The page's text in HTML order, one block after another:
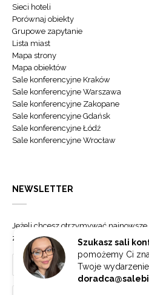
Szukasz sali
pomożemy Ci
Twoje
Sieci hoteli
Porównaj obiekty
Grupowe zapytanie
Lista miast
Mapa strony
Mapa obiektów
Sale konferencyjne Kraków
Sale konferencyjne Warszawa
Sale konferencyjne Zakopane
Sale konferencyjne Gdańsk
Sale konferencyjne Łódź
Sale konferencyjne Wrocław
NEWSLETTER
Jeżeli chcesz otrzymywać
zapisz się do naszego newslettera.